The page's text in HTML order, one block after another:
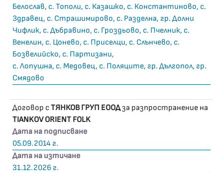
Белослав, с. Тополи, с. Казашко, с. Константиново, с.
Здравец, с. Страшимирово, с. Разделна, гр. Долни
Чифлик, с. Дъбравино, с. Гроздьово, с. Пчелник, с.
Венелин, с. Цонево, с. Приселци, с. Слънчево, с.
Бозвелийско, с. Партизани,
с. Лопушна, с. Медовец, с. Поляците, гр. Дългопол, гр.
Смядово
Договор сТЯНКОВ ГРУП ЕООДза разпространение на
TIANKOV ORIENT FOLK
Дата на подписване
05.09.2014 г.
Дата на изтичане
31.12.2026 г.